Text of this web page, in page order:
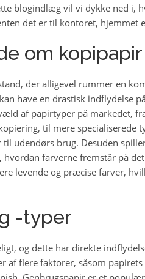
blogindlæg vil vi dykke ned i,
det er til kontoret, hjemmet
om kopipapir
der alligevel rummer en
have en drastisk indflydelse
af papirtyper på markedet,
til mere specialiserede
til udendørs brug. Desuden
farverne fremstår på
levende og præcise farver,
-typer
og dette har direkte
af flere faktorer, såsom